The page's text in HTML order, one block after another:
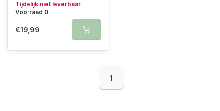
Tijdelijk niet leverbaar
Voorraad 0
€19,99
1